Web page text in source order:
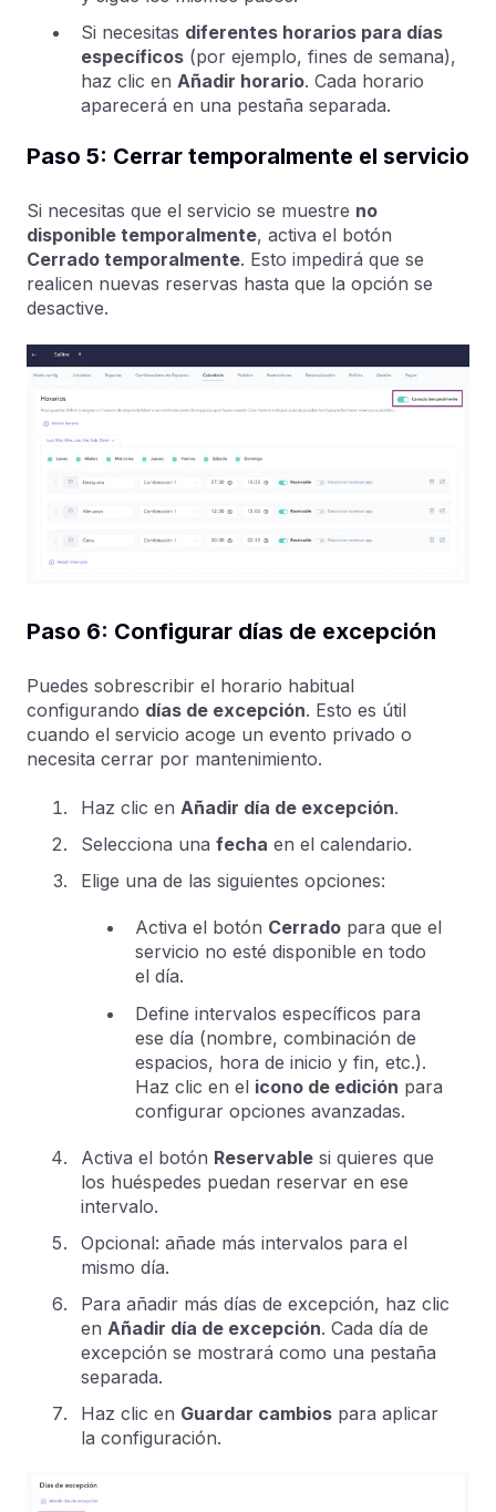
Si necesitas diferentes horarios para días
específicos (por ejemplo, fines de semana),
haz clic en Añadir horario. Cada horario
aparecerá en una pestaña separada.
Paso 5: Cerrar temporalmente el servicio
Si necesitas que el servicio se muestre no
disponible temporalmente, activa el botón
Cerrado temporalmente. Esto impedirá que se
realicen nuevas reservas hasta que la opción se
desactive.
Paso 6: Configurar días de excepción
Puedes sobrescribir el horario habitual
configurando días de excepción. Esto es útil
cuando el servicio acoge un evento privado o
necesita cerrar por mantenimiento.
Haz clic en Añadir día de excepción.
Selecciona una fecha en el calendario.
Elige una de las siguientes opciones:
Activa el botón Cerrado para que el
servicio no esté disponible en todo
el día.
Define intervalos específicos para
ese día (nombre, combinación de
espacios, hora de inicio y fin, etc.).
Haz clic en el icono de edición para
configurar opciones avanzadas.
Activa el botón Reservable si quieres que
los huéspedes puedan reservar en ese
intervalo.
Opcional: añade más intervalos para el
mismo día.
Para añadir más días de excepción, haz clic
en Añadir día de excepción. Cada día de
excepción se mostrará como una pestaña
separada.
Haz clic en Guardar cambios para aplicar
la configuración.